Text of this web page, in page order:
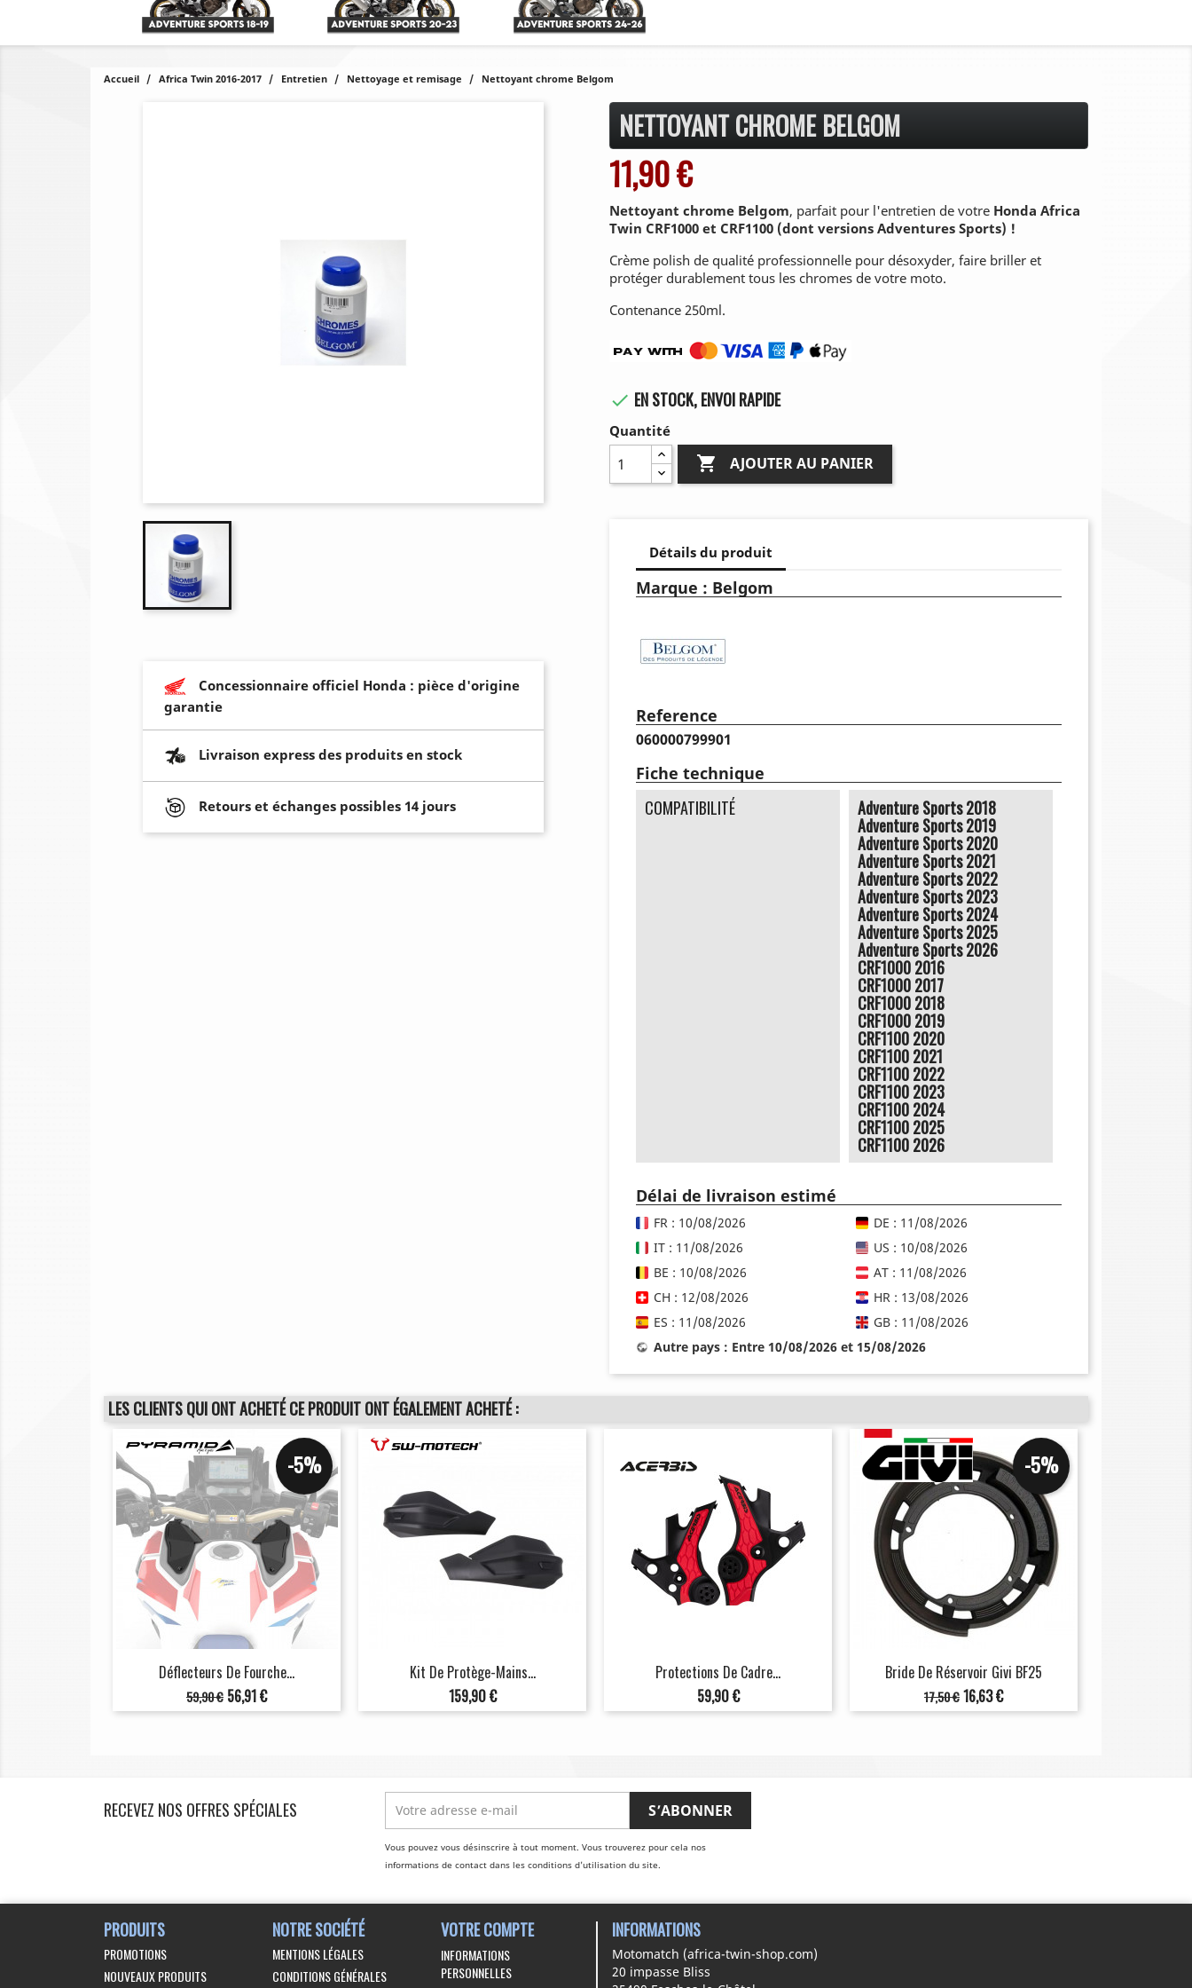
Accueil Africa Twin 2016-2017 Entretien Nettoyage et remisage Nettoyant chrome Belgom
Concessionnaire officiel Honda : pièce d'origine
garantie
Livraison express des produits en stock
Retours et échanges possibles 14 jours
NETTOYANT CHROME BELGOM
11,90 €
Nettoyant chrome Belgom, parfait pour l'entretien de votre Honda Africa
Twin CRF1000 et CRF1100 (dont versions Adventures Sports) !
Crème polish de qualité professionnelle pour désoxyder, faire briller et
protéger durablement tous les chromes de votre moto.
Contenance 250ml.
 EN STOCK, ENVOI RAPIDE
Quantité
 AJOUTER AU PANIER
Détails du produit
Marque : Belgom
Reference
060000799901
Fiche technique
COMPATIBILITÉ Adventure Sports 2018
Adventure Sports 2019
Adventure Sports 2020
Adventure Sports 2021
Adventure Sports 2022
Adventure Sports 2023
Adventure Sports 2024
Adventure Sports 2025
Adventure Sports 2026
CRF1000 2016
CRF1000 2017
CRF1000 2018
CRF1000 2019
CRF1100 2020
CRF1100 2021
CRF1100 2022
CRF1100 2023
CRF1100 2024
CRF1100 2025
CRF1100 2026
Délai de livraison estimé
FR : 10/08/2026
DE : 11/08/2026
IT : 11/08/2026
US : 10/08/2026
BE : 10/08/2026
AT : 11/08/2026
CH : 12/08/2026
HR : 13/08/2026
ES : 11/08/2026
GB : 11/08/2026
Autre pays : Entre 10/08/2026 et 15/08/2026
LES CLIENTS QUI ONT ACHETÉ CE PRODUIT ONT ÉGALEMENT ACHETÉ :
Déflecteurs De Fourche...
Prix
de
59,90 €
-5%
Prix
56,91 €
Kit De Protège-Mains...
Prix
159,90 €
Protections De Cadre...
Prix
59,90 €
Bride De Réservoir Givi BF25
Prix
de
17,50 €
-5%
Prix
16,63 €
RECEVEZ NOS OFFRES SPÉCIALES
Vous pouvez vous désinscrire à tout moment. Vous trouverez pour cela nos
informations de contact dans les conditions d'utilisation du site.
PRODUITS
PROMOTIONS
NOUVEAUX PRODUITS
NOTRE SOCIÉTÉ
MENTIONS LÉGALES
CONDITIONS GÉNÉRALES
VOTRE COMPTE
INFORMATIONS
PERSONNELLES
INFORMATIONS
Motomatch (africa-twin-shop.com)
20 impasse Bliss